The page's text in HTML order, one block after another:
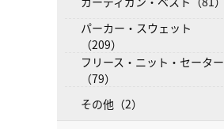
パーカー・スウェット
（209）
フリース・ニット・セーター
（79）
その他（2）